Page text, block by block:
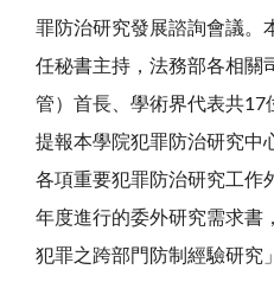
罪防治研究發展諮詢會議。
任秘書主持，法務部各相關
管）首長、學術界代表共17
提報本學院犯罪防治研究中
各項重要犯罪防治研究工作
年度進行的委外研究需求書
犯罪之跨部門防制經驗研究